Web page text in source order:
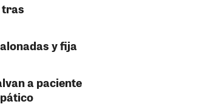
tras
y fija
a paciente